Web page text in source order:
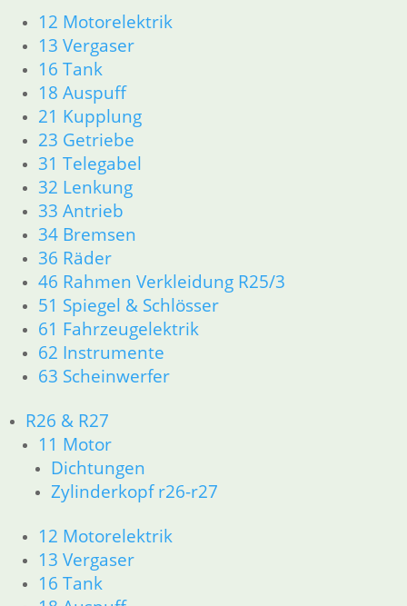
12 Motorelektrik
13 Vergaser
16 Tank
18 Auspuff
21 Kupplung
23 Getriebe
31 Telegabel
32 Lenkung
33 Antrieb
34 Bremsen
36 Räder
46 Rahmen Verkleidung R25/3
51 Spiegel & Schlösser
61 Fahrzeugelektrik
62 Instrumente
63 Scheinwerfer
R26 & R27
11 Motor
Dichtungen
Zylinderkopf r26-r27
12 Motorelektrik
13 Vergaser
16 Tank
Artikelnummer: 2303852
inkl. MwSt.
zzgl.Versandkosten
In den Warenkorb
Kofferhalter chrom links
98,60€
Artikelnummer: 2303851
inkl. MwSt.
zzgl.Versandkosten
In den Warenkorb
Kotflügel R 80 GS R 100 GS
niedrig
Artikelnummer: 2322748
inkl. MwSt.
zzgl.Versandkosten
In den Warenkorb
Paris Dakar
Motorverkleidung